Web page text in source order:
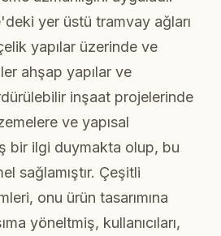
yer üstü tramvay ağları
yapılar üzerinde ve
ahşap yapılar ve
inşaat projelerinde
ve yapısal
bir ilgi duymakta olup, bu
sağlamıştır. Çeşitli
onu ürün tasarımına
yöneltmiş, kullanıcıları,